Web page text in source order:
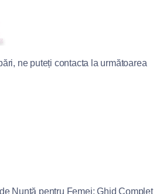
ne puteți contacta la următoarea
Nuntă pentru Femei: Ghid Complet